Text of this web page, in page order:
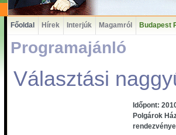
Főoldal Hírek Interjúk Magamról Budapest
Programajánló
Választási
Időpont:
Polgárok